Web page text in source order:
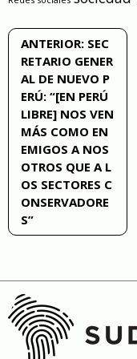
Navegación
de
entradas
ANTERIOR: SEC
RETARIO GENER
AL DE NUEVO P
ERÚ: “[EN PERÚ
LIBRE] NOS VEN
MÁS COMO EN
EMIGOS A NOS
OTROS QUE A L
OS SECTORES C
ONSERVADORE
S”